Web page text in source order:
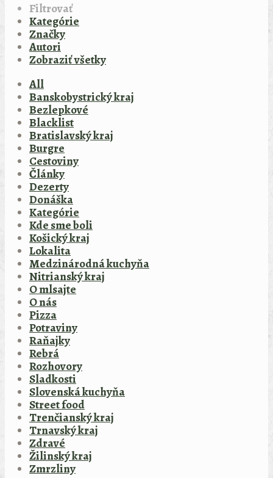
Filtrovať
Kategórie
Značky
Autori
Zobraziť všetky
All
Banskobystrický kraj
Bezlepkové
Blacklist
Bratislavský kraj
Burgre
Cestoviny
Články
Dezerty
Donáška
Kategórie
Kde sme boli
Košický kraj
Lokalita
Medzinárodná kuchyňa
Nitrianský kraj
O mlsajte
O nás
Pizza
Potraviny
Raňajky
Rebrá
Rozhovory
Sladkosti
Slovenská kuchyňa
Street food
Trenčianský kraj
Trnavský kraj
Zdravé
Žilinský kraj
Zmrzliny